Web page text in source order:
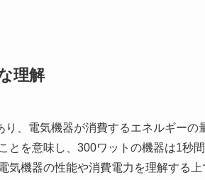
理解
、電気機器が消費するエネルギー
とを意味し、300ワットの機器は1秒
気機器の性能や消費電力を理解する